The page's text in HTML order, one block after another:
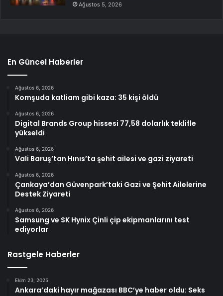
Ağustos 5, 2026
En Güncel Haberler
Ağustos 6, 2026
Komşuda katliam gibi kaza: 35 kişi öldü
Ağustos 6, 2026
Digital Brands Group hissesi 77,58 dolarlık teklifle
yükseldi
Ağustos 6, 2026
Vali Baruş’tan Hınıs’ta şehit ailesi ve gazi ziyareti
Ağustos 6, 2026
Çankaya’dan Güvenpark’taki Gazi ve Şehit Ailelerine
Destek Ziyareti
Ağustos 6, 2026
Samsung ve SK Hynix Çinli çip ekipmanlarını test
ediyorlar
Rastgele Haberler
Ekim 23, 2025
Ankara’daki hayır mağazası BBC’ye haber oldu: Seks